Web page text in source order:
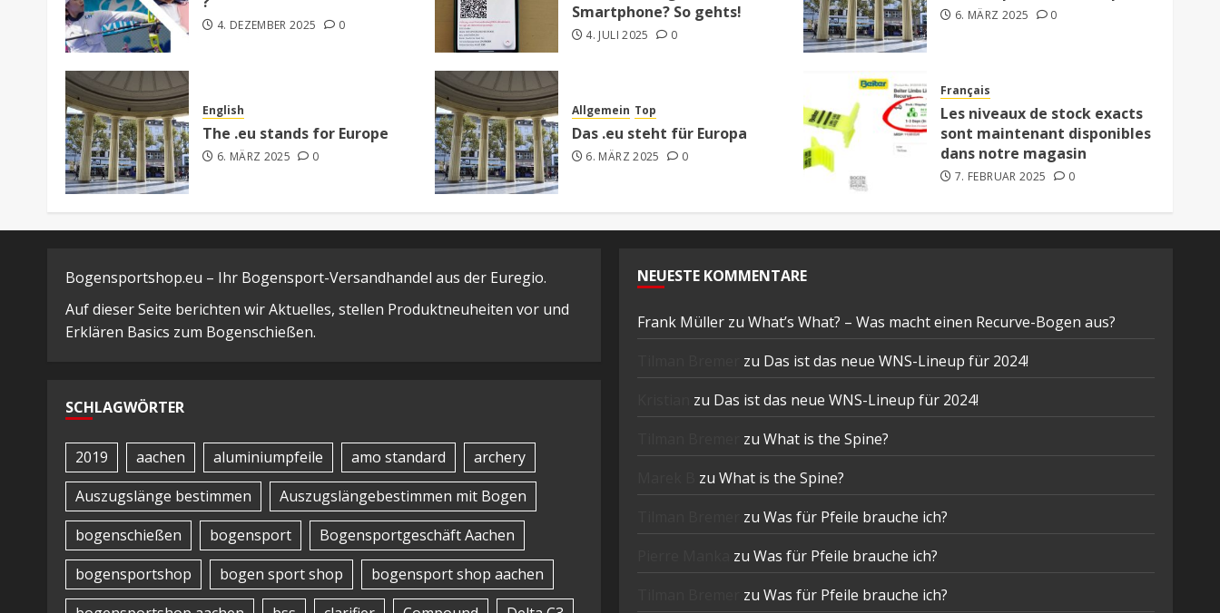
4. DEZEMBER 2025 0
Smartphone? So gehts!
4. JULI 2025 0
6. MÄRZ 2025 0
English
The .eu stands for Europe
6. MÄRZ 2025 0
Allgemein Top
Das .eu steht für Europa
6. MÄRZ 2025 0
Français
Les niveaux de stock exacts
sont maintenant disponibles
dans notre magasin
7. FEBRUAR 2025 0
Bogensportshop.eu – Ihr Bogensport-Versandhandel aus der Euregio.
Auf dieser Seite berichten wir Aktuelles, stellen Produktneuheiten vor und
Erklären Basics zum Bogenschießen.
SCHLAGWÖRTER
2019 aachen aluminiumpfeile amo standard
archery
Auszugslänge bestimmen
Auszugslängebestimmen mit Bogen
bogenschießen
bogensport
Bogensportgeschäft Aachen
bogensportshop
bogen sport shop
bogensport shop aachen
NEUESTE KOMMENTARE
Frank Müller zu What’s What? – Was macht einen Recurve-Bogen aus?
zu Das ist das neue WNS-Lineup für 2024!
zu Das ist das neue WNS-Lineup für 2024!
zu What is the Spine?
zu What is the Spine?
zu Was für Pfeile brauche ich?
zu Was für Pfeile brauche ich?
zu Was für Pfeile brauche ich?